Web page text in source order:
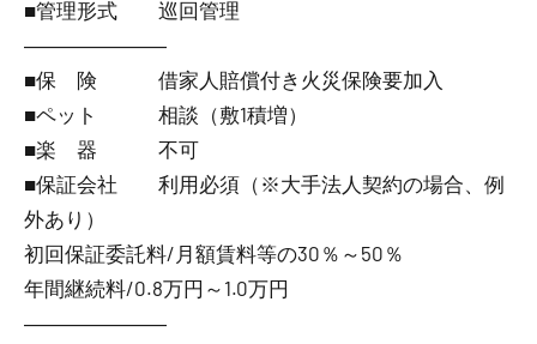
■管理形式 巡回管理
―――――――
■保 険 借家人賠償付き火災保険要加入
■ペット 相談（敷1積増）
■楽 器 不可
■保証会社 利用必須（※大手法人契約の場合、例
外あり）
初回保証委託料/月額賃料等の30％～50％
年間継続料/0.8万円～1.0万円
―――――――